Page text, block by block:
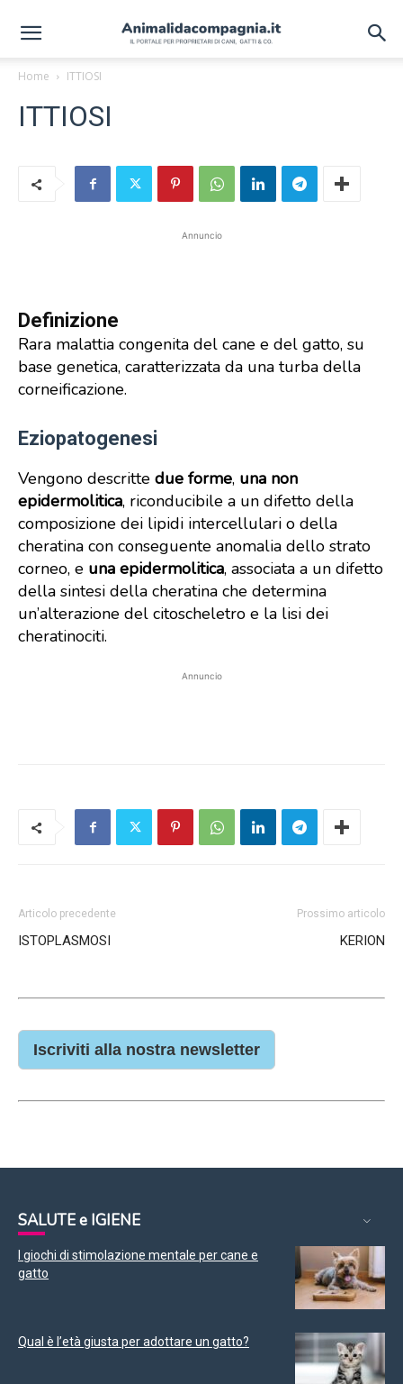
Home ITTIOSI
ITTIOSI
Annuncio
Definizione
Rara malattia congenita del cane e del gatto, su
base genetica, caratterizzata da una turba della
corneificazione.
Eziopatogenesi
Vengono descritte due forme, una non
epidermolitica, riconducibile a un difetto della
composizione dei lipidi intercellulari o della
cheratina con conseguente anomalia dello strato
corneo, e una epidermolitica, associata a un difetto
della sintesi della cheratina che determina
un’alterazione del citoscheletro e la lisi dei
cheratinociti.
Annuncio
Articolo precedente
ISTOPLASMOSI
Prossimo articolo
KERION
Iscriviti alla nostra newsletter
SALUTE e IGIENE
I giochi di stimolazione mentale per cane e
gatto
Qual è l’età giusta per adottare un gatto?